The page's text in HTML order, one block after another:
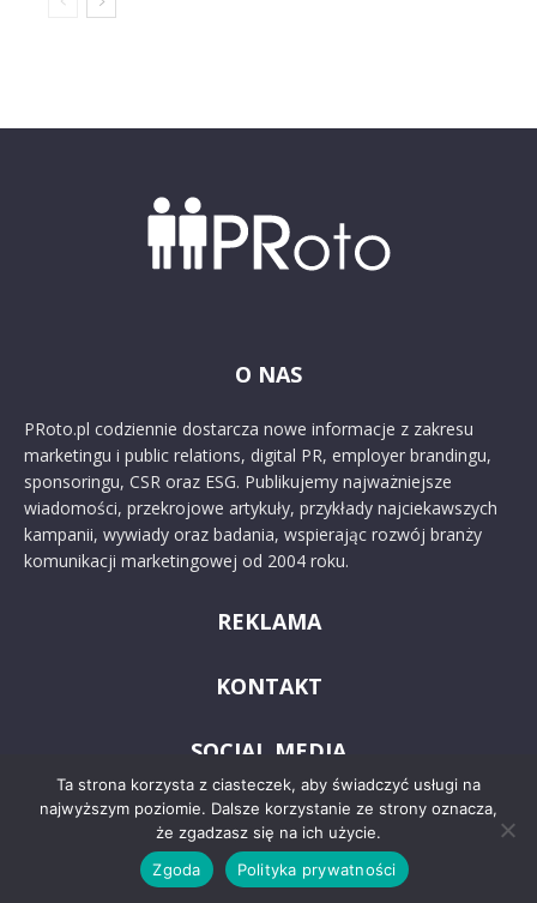
O NAS
PRoto.pl codziennie dostarcza nowe informacje z zakresu
marketingu i public relations, digital PR, employer brandingu,
sponsoringu, CSR oraz ESG. Publikujemy najważniejsze
wiadomości, przekrojowe artykuły, przykłady najciekawszych
kampanii, wywiady oraz badania, wspierając rozwój branży
komunikacji marketingowej od 2004 roku.
REKLAMA
KONTAKT
SOCIAL MEDIA
Ta strona korzysta z ciasteczek, aby świadczyć usługi na
najwyższym poziomie. Dalsze korzystanie ze strony oznacza,
że zgadzasz się na ich użycie.
Zgoda
Polityka prywatności